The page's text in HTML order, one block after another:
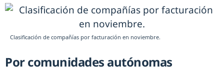
Clasificación de compañías por facturación en noviembre.
Por comunidades autónomas